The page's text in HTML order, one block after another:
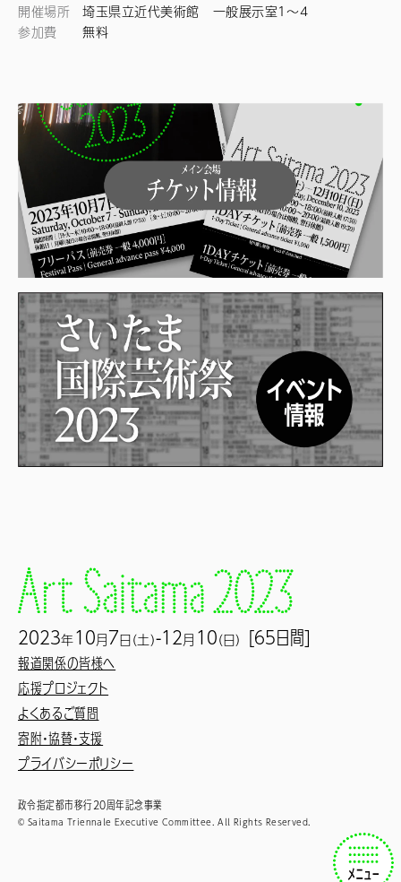
開催場所
埼玉県立近代美術館 一般展示室1～4
参加費
無料
2023年10月7日（土）-12月 10（日） [65日間]
報道関係の皆様へ
応援プロジェクト
よくあるご質問
寄附・協賛・支援
プライバシーポリシー
政令指定都市移行20周年記念事業
© Saitama Triennale Executive Committee. All Rights Reserved.